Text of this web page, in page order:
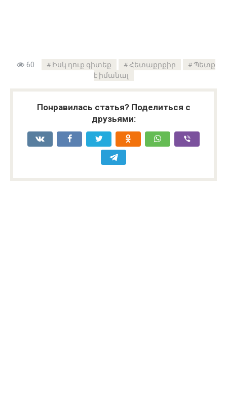
60 Իսկ դուք գիտեք Հետաքրքիր
Պետք
է իմանալ
Понравилась статья? Поделиться с
друзьями: